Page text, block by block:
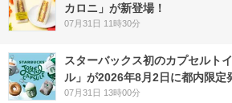
カロニ」が新登場！
07月31日 11時30分
スターバックス初のカプセルト
ル」が2026年8月2日に都内限定
07月31日 13時00分